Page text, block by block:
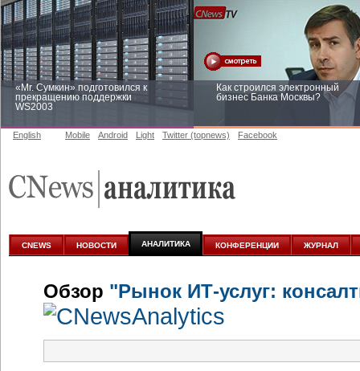
«Mr. Сумкин» подготовился к
прекращению поддержки
WS2003
Как строился электронный
бизнес Банка Москвы?
аналитике
English Mobile Android Light Twitter (topnews) Facebook
CNEWS НОВОСТИ АНАЛИТИКА КОНФЕРЕНЦИИ ЖУРНАЛ
Обзор "Рынок ИТ-услуг: